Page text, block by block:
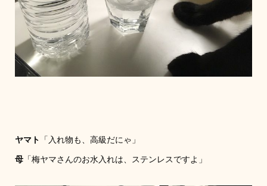
ヤマト 「入れ物も、高級だにゃ」
母「梅ヤマさんのお水入れは、ステンレスですよ」